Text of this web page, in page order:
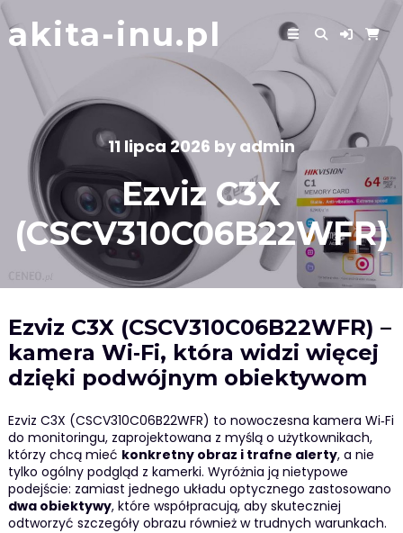
Skip
to
content
akita-inu.pl
11 lipca 2026 by admin
Ezviz C3X
(CSCV310C06B22WFR)
Ezviz C3X (CSCV310C06B22WFR) –
kamera Wi‑Fi, która widzi więcej
dzięki podwójnym obiektywom
Ezviz C3X (CSCV310C06B22WFR) to nowoczesna kamera Wi‑Fi
do monitoringu, zaprojektowana z myślą o użytkownikach,
którzy chcą mieć konkretny obraz i trafne alerty, a nie
tylko ogólny podgląd z kamerki. Wyróżnia ją nietypowe
podejście: zamiast jednego układu optycznego zastosowano
dwa obiektywy, które współpracują, aby skuteczniej
odtworzyć szczegóły obrazu również w trudnych warunkach.